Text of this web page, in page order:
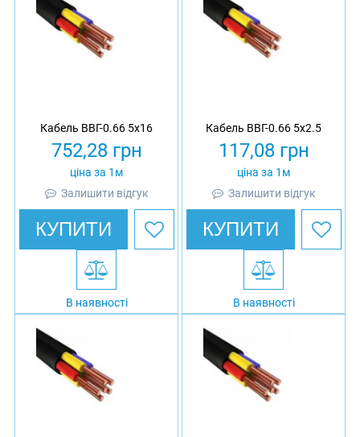
Кабель ВВГ-0.66 5х16
752,28грн
ціна за 1м
Залишити відгук
КУПИТИ
В наявності
Кабель ВВГ-0.66 5х2.5
117,08грн
ціна за 1м
Залишити відгук
КУПИТИ
В наявності